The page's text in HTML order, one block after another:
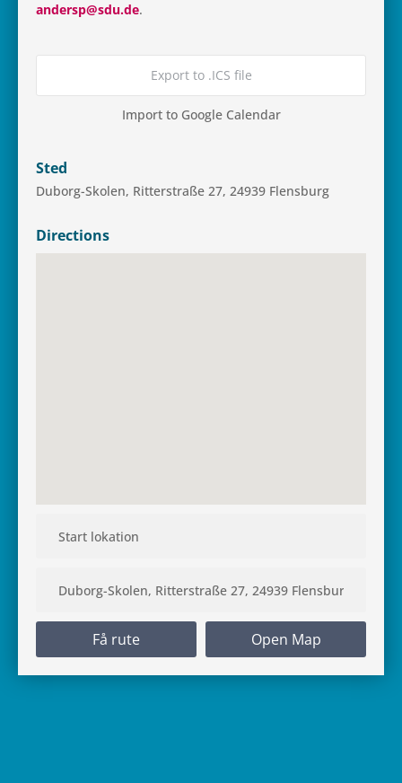
andersp@sdu.de.
Export to .ICS file
Import to Google Calendar
Sted
Duborg-Skolen, Rit­ter­straße 27, 24939 Flensburg
Directions
Få rute Open Map